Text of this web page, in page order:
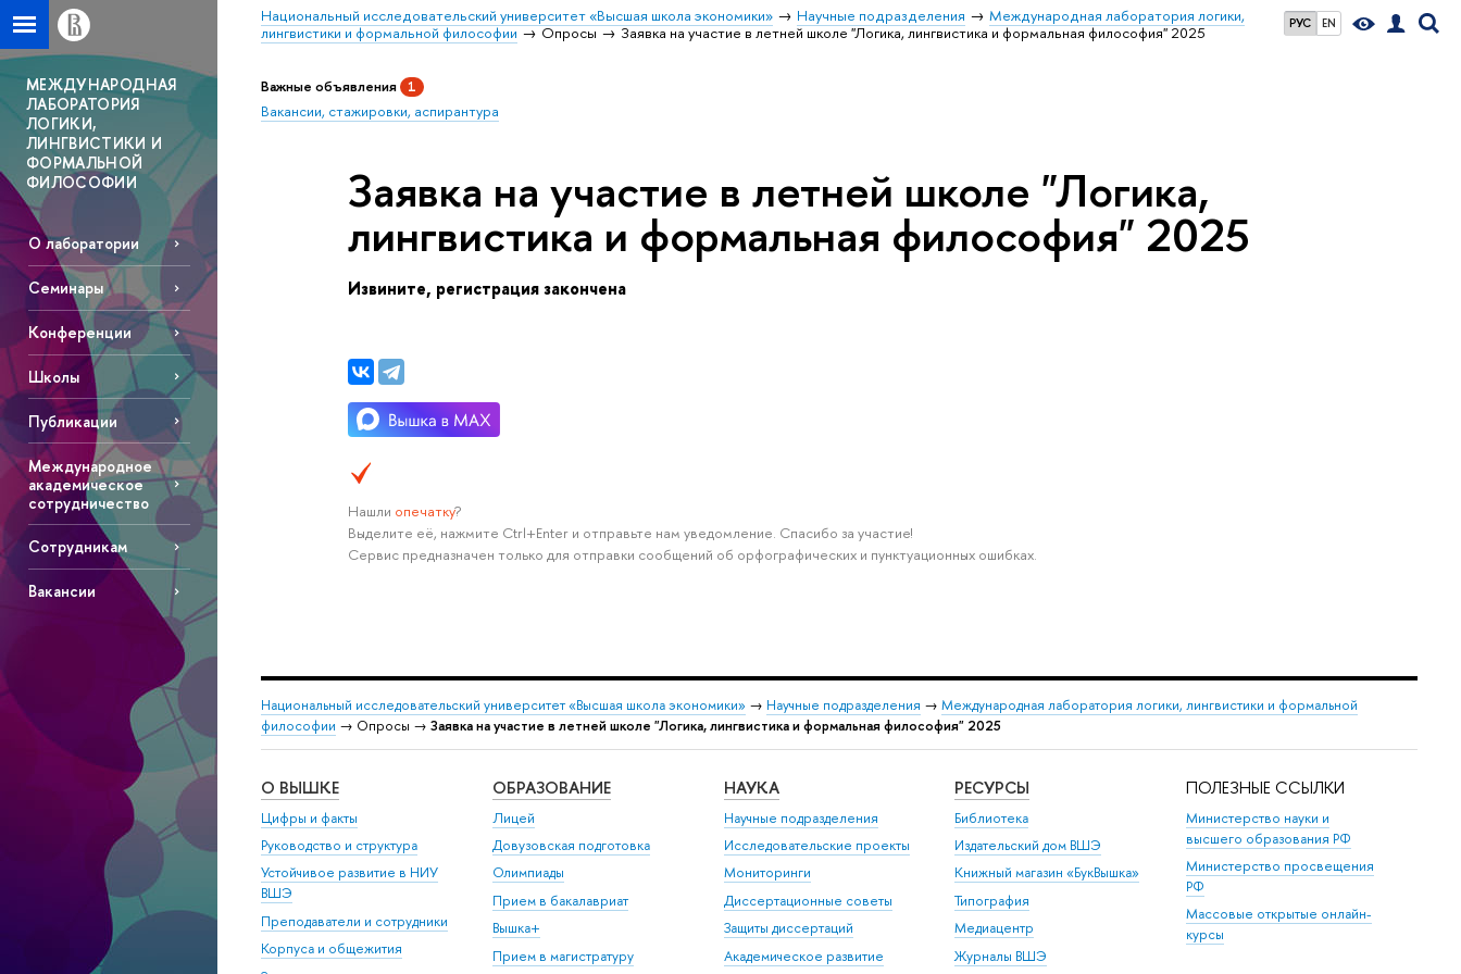
РУС EN
Национальный исследовательский университет «Высшая школа экономики» Научные подразделения
Международная лаборатория логики,
лингвистики и формальной философии
Опросы Заявка на участие в летней школе "Логика, лингвистика и формальная философия" 2025
МЕЖДУНАРОДНАЯ
ЛАБОРАТОРИЯ
ЛОГИКИ,
ЛИНГВИСТИКИ И
ФОРМАЛЬНОЙ
ФИЛОСОФИИ
О лаборатории
Семинары
Конференции
Школы
Публикации
Международное
академическое
сотрудничество
Сотрудникам
акансии
ажные объявления 1
акансии, стажировки, аспирантура
Заявка на участие в летней школе "Логика,
лингвистика и формальная философия" 2025
Извините, регистрация закончена
Нашли опечатку?
ыделите её, нажмите Ctrl+Enter и отправьте нам уведомление. Спасибо за участие!
Сервис предназначен только для отправки сообщений об орфографических и пунктуационных ошибках.
Национальный исследовательский университет «Высшая школа экономики» → Научные подразделения → Международная лаборатория логики, лингвистики и формальной
философии → Опросы → Заявка на участие в летней школе "Логика, лингвистика и формальная философия" 2025
О ВЫШКЕ
Цифры и факты
Руководство и структура
Устойчивое развитие в НИУ
ШЭ
Преподаватели и сотрудники
Корпуса и общежития
ОБРАЗОВАНИЕ
Лицей
Довузовская подготовка
Олимпиады
Прием в бакалавриат
ышка+
Прием в магистратуру
НАУКА
Научные подразделения
Исследовательские проекты
Мониторинги
Диссертационные советы
Защиты диссертаций
Академическое развитие
РЕСУРСЫ
Библиотека
Издательский дом ВШЭ
Книжный магазин «БукВышка»
Типография
Медиацентр
Журналы ВШЭ
ПОЛЕЗНЫЕ ССЫЛКИ
Министерство науки и
ысшего образования РФ
Министерство просвещения
РФ
Массовые открытые онлайн-
курсы